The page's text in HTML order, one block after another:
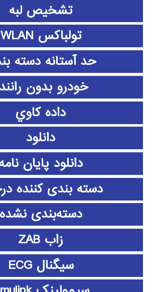
تشخیص لبه
تولباکس WLAN
حد آستانه دسته
خودرو بدون
داده كاوي
دانلود
دانلود پايان
دسته بندی کننده
دسته‌بندی نشده
زاب ZAB
سیگنال ECG